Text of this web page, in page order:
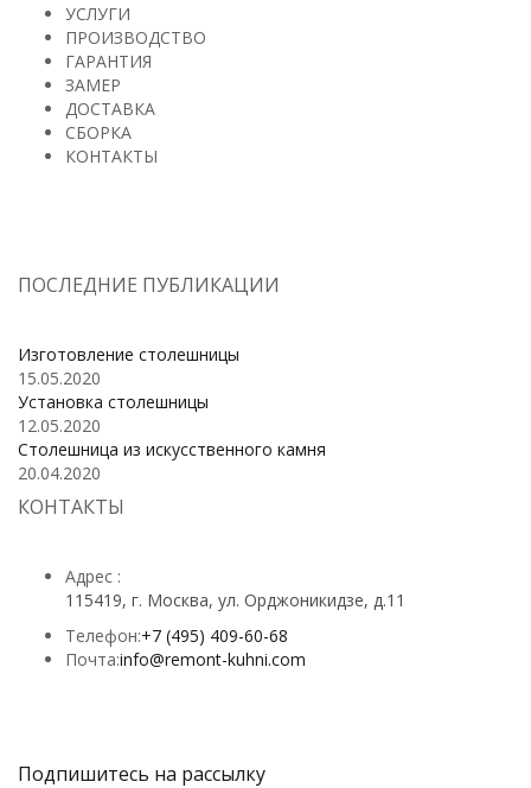
УСЛУГИ
ПРОИЗВОДСТВО
ГАРАНТИЯ
ЗАМЕР
ДОСТАВКА
СБОРКА
КОНТАКТЫ
ПОСЛЕДНИЕ ПУБЛИКАЦИИ
Изготовление столешницы
15.05.2020
Установка столешницы
12.05.2020
Столешница из искусственного камня
20.04.2020
КОНТАКТЫ
Адрес :
115419, г. Москва, ул. Орджоникидзе, д.11
Телефон:+7 (495) 409-60-68
Почта:info@remont-kuhni.com
Подпишитесь на рассылку